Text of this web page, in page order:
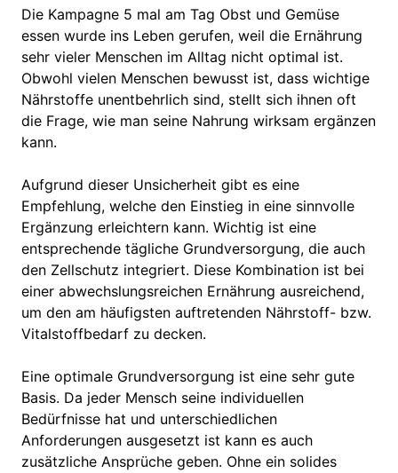
Die Kampagne 5 mal am Tag Obst und Gemüse
essen wurde ins Leben gerufen, weil die Ernährung
sehr vieler Menschen im Alltag nicht optimal ist.
Obwohl vielen Menschen bewusst ist, dass wichtige
Nährstoffe unentbehrlich sind, stellt sich ihnen oft
die Frage, wie man seine Nahrung wirksam ergänzen
kann.
Aufgrund dieser Unsicherheit gibt es eine
Empfehlung, welche den Einstieg in eine sinnvolle
Ergänzung erleichtern kann. Wichtig ist eine
entsprechende tägliche Grundversorgung, die auch
den Zellschutz integriert. Diese Kombination ist bei
einer abwechslungsreichen Ernährung ausreichend,
um den am häufigsten auftretenden Nährstoff- bzw.
Vitalstoffbedarf zu decken.
Eine optimale Grundversorgung ist eine sehr gute
Basis. Da jeder Mensch seine individuellen
Bedürfnisse hat und unterschiedlichen
Anforderungen ausgesetzt ist kann es auch
zusätzliche Ansprüche geben. Ohne ein solides